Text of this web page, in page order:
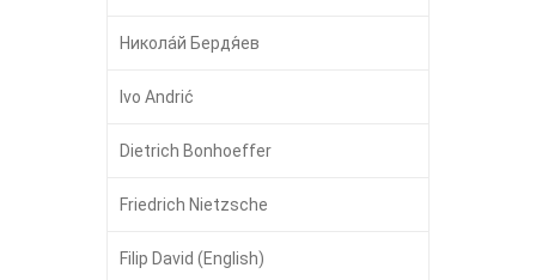
Никола́й Бердя́ев
Ivo Andrić
Dietrich Bonhoeffer
Friedrich Nietzsche
Filip David (English)